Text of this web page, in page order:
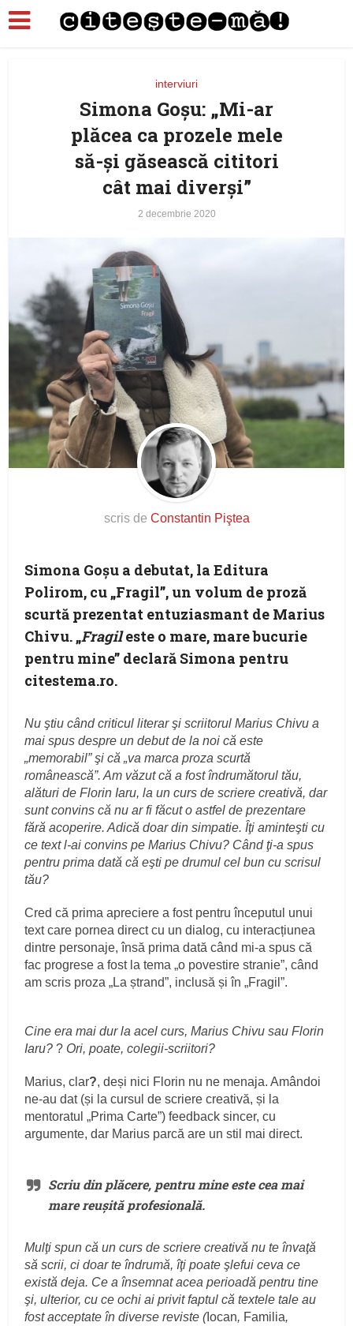
interviuri
Simona Goşu: „Mi-ar
plăcea ca prozele mele
să-și găsească cititori
cât mai diverși”
2 decembrie 2020
scris de Constantin Piştea
Simona Goşu a debutat, la Editura
Polirom, cu „Fragil”, un volum de proză
scurtă prezentat entuziasmant de Marius
Chivu. „Fragileste o mare, mare bucurie
pentru mine” declară Simona pentru
citestema.ro.
Nu ştiu când criticul literar şi scriitorul Marius Chivu a
mai spus despre un debut de la noi că este
„memorabil” şi că „va marca proza scurtă
românească”. Am văzut că a fost îndrumătorul tău,
alături de Florin Iaru, la un curs de scriere creativă, dar
sunt convins că nu ar fi făcut o astfel de prezentare
fără acoperire. Adică doar din simpatie. Îţi aminteşti cu
ce text l-ai convins pe Marius Chivu? Când ţi-a spus
pentru prima dată că eşti pe drumul cel bun cu scrisul
tău?
Cred că prima apreciere a fost pentru începutul unui
text care pornea direct cu un dialog, cu interacțiunea
dintre personaje, însă prima dată când mi-a spus că
fac progrese a fost la tema „o povestire stranie”, când
am scris proza „La ștrand”, inclusă și în „Fragil”.
Cine era mai dur la acel curs, Marius Chivu sau Florin
Iaru? ? Ori, poate, colegii-scriitori?
Marius, clar?, deși nici Florin nu ne menaja. Amândoi
ne-au dat (și la cursul de scriere creativă, și la
mentoratul „Prima Carte”) feedback sincer, cu
argumente, dar Marius parcă are un stil mai direct.
Scriu din plăcere, pentru mine este cea mai
mare reușită profesională.
Mulţi spun că un curs de scriere creativă nu te învaţă
să scrii, ci doar te îndrumă, îţi poate şlefui ceva ce
există deja. Ce a însemnat acea perioadă pentru tine
şi, ulterior, cu ce ochi ai privit faptul că textele tale au
fost acceptate în diverse reviste (Iocan, Familia,